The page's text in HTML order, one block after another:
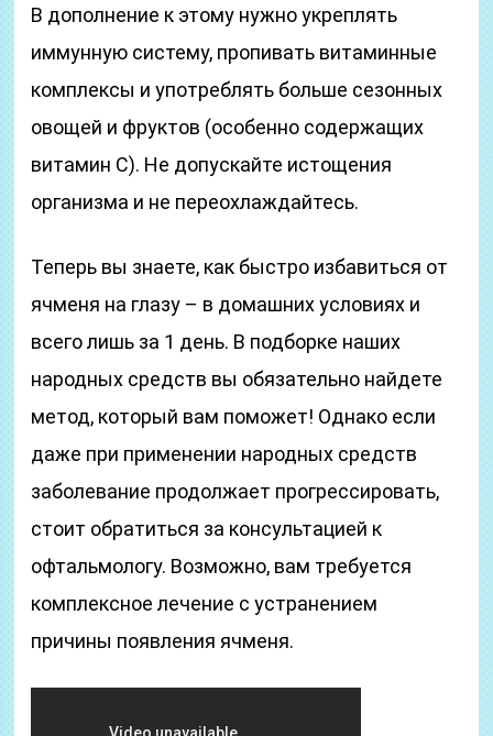
В дополнение к этому нужно укреплять
иммунную систему, пропивать витаминные
комплексы и употреблять больше сезонных
овощей и фруктов (особенно содержащих
витамин С). Не допускайте истощения
организма и не переохлаждайтесь.
Теперь вы знаете, как быстро избавиться от
ячменя на глазу – в домашних условиях и
всего лишь за 1 день. В подборке наших
народных средств вы обязательно найдете
метод, который вам поможет! Однако если
даже при применении народных средств
заболевание продолжает прогрессировать,
стоит обратиться за консультацией к
офтальмологу. Возможно, вам требуется
комплексное лечение с устранением
причины появления ячменя.